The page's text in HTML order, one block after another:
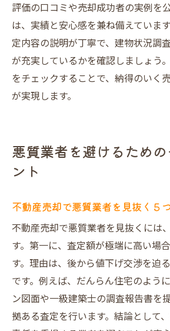
評価の口コミや売却成功者の実例を
は、実績と安心感を兼ね備えていま
定内容の説明が丁寧で、建物状況調
が充実しているかを確認しましょう
をチェックすることで、納得のいく
が実現します。
悪質業者を避けるため
ント
不動産売却で悪質業者を見抜く５
不動産売却で悪質業者を見抜くには
す。第一に、査定額が極端に高い場
す。理由は、後から値下げ交渉を迫
です。例えば、だんらん住宅のよう
ン図面や一級建築士の調査報告書を
拠ある査定を行います。結論として